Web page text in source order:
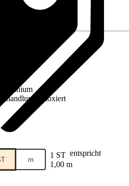
Aluminium
Eloxiert
m 1 ST entspricht
1,00 m